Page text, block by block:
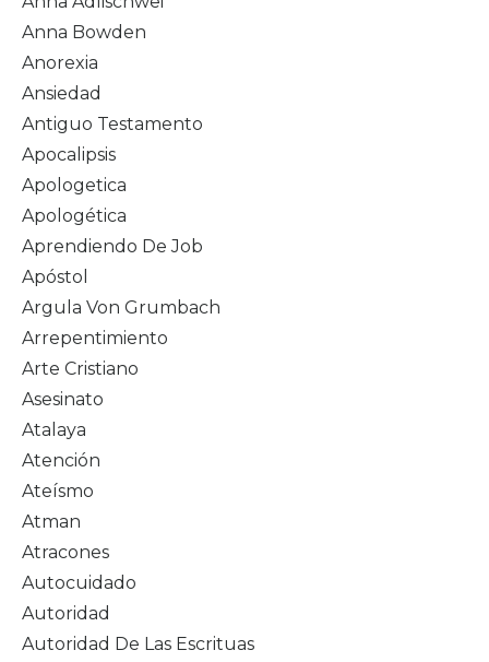
Anna Bowden
Anorexia
Ansiedad
Antiguo Testamento
Apocalipsis
Apologetica
Apologética
Aprendiendo De Job
Apóstol
Argula Von Grumbach
Arrepentimiento
Arte Cristiano
Asesinato
Atalaya
Atención
Ateísmo
Atman
Atracones
Autocuidado
Autoridad
Autoridad De Las Escrituas